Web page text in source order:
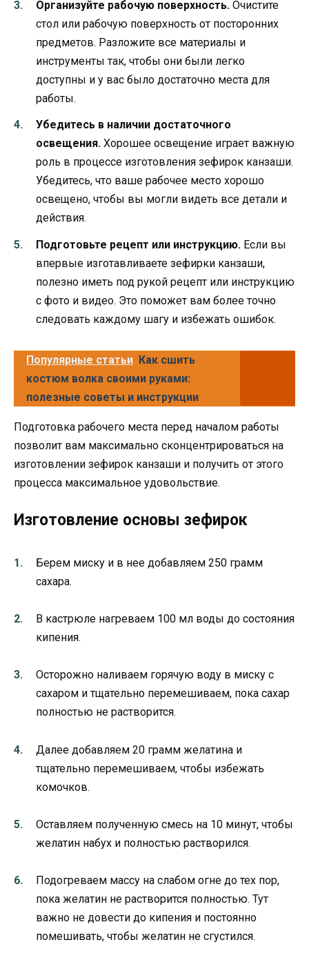
Организуйте рабочую поверхность. Очистите
стол или рабочую поверхность от посторонних
предметов. Разложите все материалы и
инструменты так, чтобы они были легко
доступны и у вас было достаточно места для
работы.
Убедитесь в наличии достаточного
освещения. Хорошее освещение играет важную
роль в процессе изготовления зефирок канзаши.
Убедитесь, что ваше рабочее место хорошо
освещено, чтобы вы могли видеть все детали и
действия.
Подготовьте рецепт или инструкцию. Если вы
впервые изготавливаете зефирки канзаши,
полезно иметь под рукой рецепт или инструкцию
с фото и видео. Это поможет вам более точно
следовать каждому шагу и избежать ошибок.
Популярные статьи Как сшить
костюм волка своими руками:
полезные советы и инструкции
Подготовка рабочего места перед началом работы
позволит вам максимально сконцентрироваться на
изготовлении зефирок канзаши и получить от этого
процесса максимальное удовольствие.
Изготовление основы зефирок
Берем миску и в нее добавляем 250 грамм
сахара.
В кастрюле нагреваем 100 мл воды до состояния
кипения.
Осторожно наливаем горячую воду в миску с
сахаром и тщательно перемешиваем, пока сахар
полностью не растворится.
Далее добавляем 20 грамм желатина и
тщательно перемешиваем, чтобы избежать
комочков.
Оставляем полученную смесь на 10 минут, чтобы
желатин набух и полностью растворился.
Подогреваем массу на слабом огне до тех пор,
пока желатин не растворится полностью. Тут
важно не довести до кипения и постоянно
помешивать, чтобы желатин не сгустился.